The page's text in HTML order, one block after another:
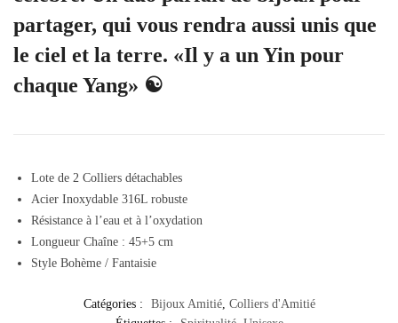
partager, qui vous rendra aussi unis que
le ciel et la terre. «Il y a un Yin pour
chaque Yang» ☯️
Lote de 2 Colliers détachables
Acier Inoxydable 316L robuste
Résistance à l’eau et à l’oxydation
Longueur Chaîne : 45+5 cm
Style Bohème / Fantaisie
Catégories : Bijoux Amitié, Colliers d'Amitié